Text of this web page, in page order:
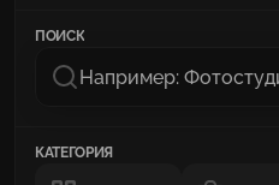
ПОИСК
КАТЕГОРИЯ